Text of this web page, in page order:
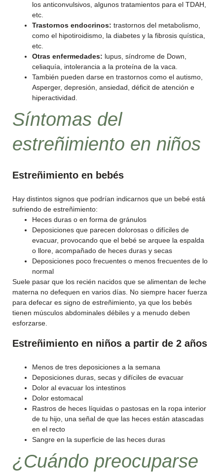
los anticonvulsivos, algunos tratamientos para el TDAH,
etc.
Trastornos endocrinos: trastornos del metabolismo,
como el hipotiroidismo, la diabetes y la fibrosis quística,
etc.
Otras enfermedades: lupus, síndrome de Down,
celiaquía, intolerancia a la proteína de la vaca.
También pueden darse en trastornos como el autismo,
Asperger, depresión, ansiedad, déficit de atención e
hiperactividad.
Síntomas del
estreñimiento en niños
Estreñimiento en bebés
Hay distintos signos que podrían indicarnos que un bebé está
sufriendo de estreñimiento:
Heces duras o en forma de gránulos
Deposiciones que parecen dolorosas o difíciles de
evacuar, provocando que el bebé se arquee la espalda
o llore, acompañado de heces duras y secas
Deposiciones poco frecuentes o menos frecuentes de lo
normal
Suele pasar que los recién nacidos que se alimentan de leche
materna no defequen en varios días. No siempre hacer fuerza
para defecar es signo de estreñimiento, ya que los bebés
tienen músculos abdominales débiles y a menudo deben
esforzarse.
Estreñimiento en niños a partir de 2 años
Menos de tres deposiciones a la semana
Deposiciones duras, secas y difíciles de evacuar
Dolor al evacuar los intestinos
Dolor estomacal
Rastros de heces líquidas o pastosas en la ropa interior
de tu hijo, una señal de que las heces están atascadas
en el recto
Sangre en la superficie de las heces duras
¿Cuándo preocuparse